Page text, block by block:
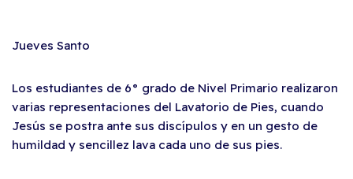
Jueves Santo
Los estudiantes de 6° grado de Nivel Primario realizaron
varias representaciones del Lavatorio de Pies, cuando
Jesús se postra ante sus discípulos y en un gesto de
humildad y sencillez lava cada uno de sus pies.